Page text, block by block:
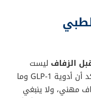
الزفاف ليست
مناسبة للجميع. الجهات الصحية تؤكد أن أدوية GLP-1 وما
مهني، ولا ينبغي